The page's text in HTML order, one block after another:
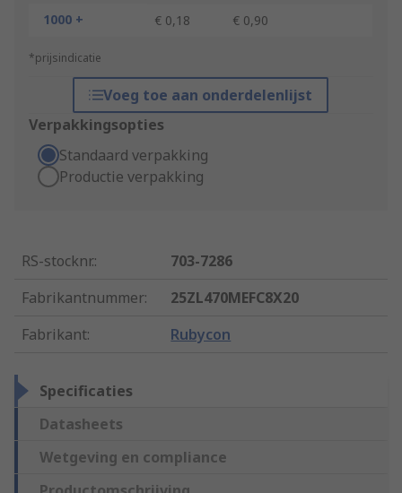
1000 +
€ 0,18 € 0,90
*prijsindicatie
Voeg toe aan onderdelenlijst
Verpakkingsopties
Standaard verpakking
Productie verpakking
RS-stocknr.:
703-7286
Fabrikantnummer:
25ZL470MEFC8X20
Fabrikant: Rubycon
Specificaties
Datasheets
Wetgeving en compliance